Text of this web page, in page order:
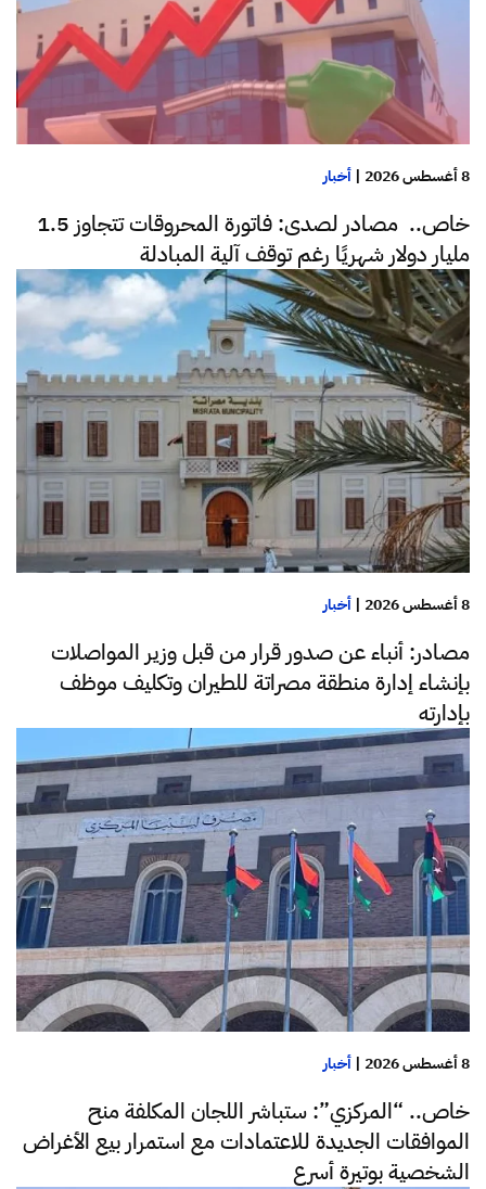
8 أغسطس 2026 | أخبار
خاص.. مصادر لصدى: فاتورة المحروقات تتجاوز 1.5
مليار دولار شهريًا رغم توقف آلية المبادلة
8 أغسطس 2026 | أخبار
مصادر: أنباء عن صدور قرار من قبل وزير المواصلات
بإنشاء إدارة منطقة مصراتة للطيران وتكليف موظف
بإدارته
8 أغسطس 2026 | أخبار
خاص.. “المركزي”: ستباشر اللجان المكلفة منح
الموافقات الجديدة للاعتمادات مع استمرار بيع الأغراض
الشخصية بوتيرة أسرع